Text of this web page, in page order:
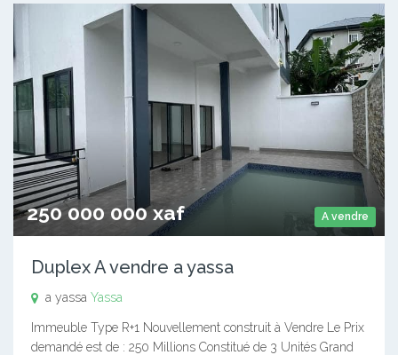
A vendre
250 000 000 xaf
Duplex A vendre a yassa
a yassa Yassa
Immeuble Type R+1 Nouvellement construit à Vendre Le Prix
demandé est de : 250 Millions Constitué de 3 Unités Grand